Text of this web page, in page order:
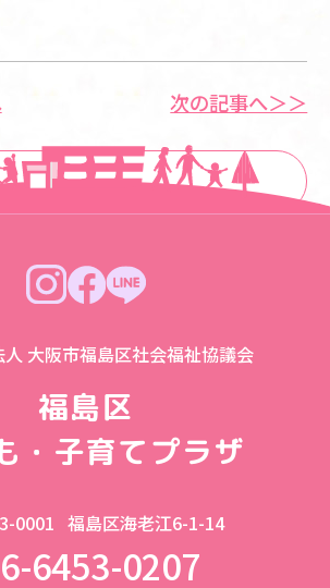
一覧に戻る
次の記事へ＞＞
大阪市福島区社会福祉協議会
福島区
・子育てプラザ
0001 福島区海老江6-1-14
6453-0207